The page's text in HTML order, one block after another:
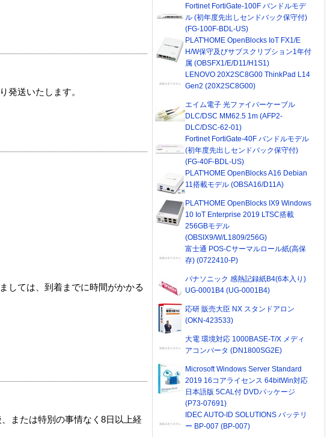
発送いたします。
しては、到着までに時間がかかる
または特別の事情なく8日以上経
Fortinet FortiGate-100F バンドルモデ
ル (初年度先出しセンドバック保守付)
(FG-100F-BDL-US)
PLAT'HOME OpenBlocks IoT FX1/E
H/W保守及びサブスクリプション1年付
属 (OBSFX1/E/D11/H1S1)
LENOVO 20X2SC8G00 ThinkPad L14
Gen2 (20X2SC8G00)
エイム電子 光ファイバーケーブル
DLC/DSC MM62.5 1m (AFP2-
DLC/DSC-62-01)
Fortinet FortiGate-40F バンドルモデル
(初年度先出しセンドバック保守付)
(FG-40F-BDL-US)
PLAT'HOME OpenBlocks A16 Debian
11搭載モデル (OBSA16/D11A)
PLAT'HOME OpenBlocks IX9 Windows
10 IoT Enterprise 2019 LTSC搭載
256GBモデル
(OBSIX9/W/L1809/256G)
富士通 POS-Cサーマルロール紙(高保
存) (0722410-P)
パナソニック 感熱記録紙B4(6本入り)
UG-0001B4 (UG-0001B4)
応研 販売大臣 NX スタンドアロン
(OKN-423533)
大電 環境対応 1000BASE-T/X メディ
アコンバータ (DN1800SG2E)
Microsoft Windows Server Standard
2019 16コアライセンス 64bitWin対応
日本語版 5CAL付 DVDパッケージ
(P73-07691)
IDEC AUTO-ID SOLUTIONS バッテリ
ー BP-007 (BP-007)